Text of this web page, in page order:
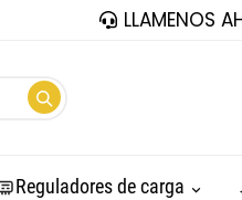
LLAMENOS
Reguladores de carga